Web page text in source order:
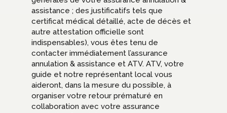
assistance ; des justificatifs tels que
certificat médical détaillé, acte de décès et
autre attestation officielle sont
indispensables), vous êtes tenu de
contacter immédiatement l’assurance
annulation & assistance et ATV. ATV, votre
guide et notre représentant local vous
aideront, dans la mesure du possible, à
organiser votre retour prématuré en
collaboration avec votre assurance